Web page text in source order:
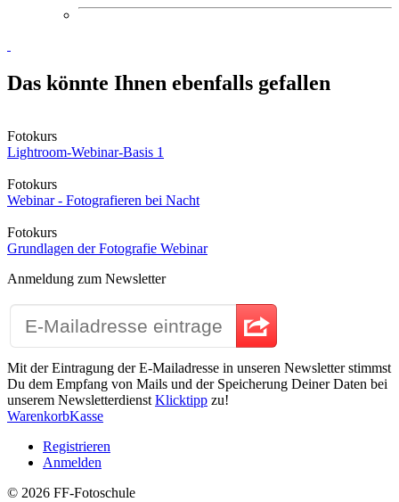
Das könnte Ihnen ebenfalls gefallen
Fotokurs
Lightroom-Webinar-Basis 1
Fotokurs
Webinar - Fotografieren bei Nacht
Fotokurs
Grundlagen der Fotografie Webinar
Anmeldung zum Newsletter
Mit der Eintragung der E-Mailadresse in unseren Newsletter stimmst
Du dem Empfang von Mails und der Speicherung Deiner Daten bei
unserem NewsletterdienstKlicktipp zu!
WarenkorbKasse
Registrieren
Anmelden
© 2026 FF-Fotoschule